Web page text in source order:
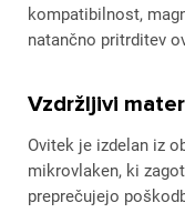
kompatibilnost,
natančno pritrditev
Vzdržljivi
Ovitek je izdelan iz
mikrovlaken, ki
preprečujejo